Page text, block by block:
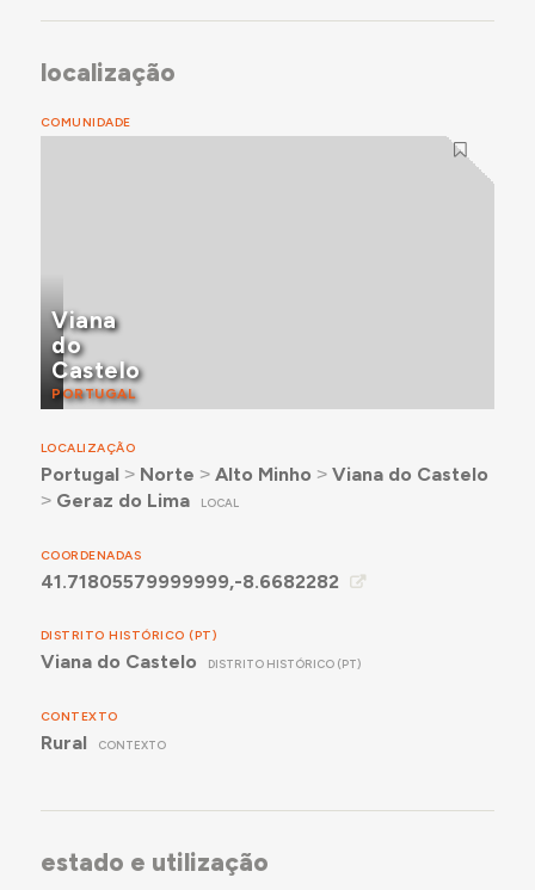
localização
COMUNIDADE
Viana
do
Castelo
PORTUGAL
LOCALIZAÇÃO
Portugal ˃ Norte ˃ Alto Minho ˃ Viana do Castelo
˃ Geraz do Lima LOCAL
COORDENADAS
41.71805579999999,-8.6682282
DISTRITO HISTÓRICO (PT)
Viana do Castelo DISTRITO HISTÓRICO (PT)
CONTEXTO
Rural CONTEXTO
estado e utilização